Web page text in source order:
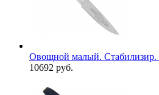
Овощной малый. Стабилизир.
10692 руб.